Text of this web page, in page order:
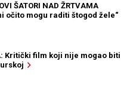
ŠATORI NAD ŽRTVAMA
očito mogu raditi štogod žele“
Kritički film koji nije mogao biti